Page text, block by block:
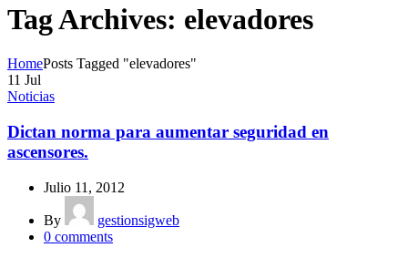
Tag Archives: elevadores
HomePosts Tagged "elevadores"
11 Jul
Noticias
Dictan norma para aumentar seguridad en
ascensores.
Julio 11, 2012
By
gestionsigweb
0 comments